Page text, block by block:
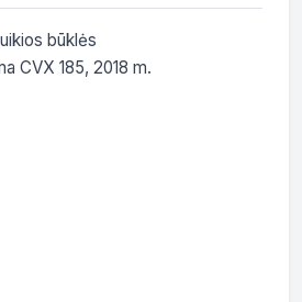
būklės
CVX 185, 2018 m.